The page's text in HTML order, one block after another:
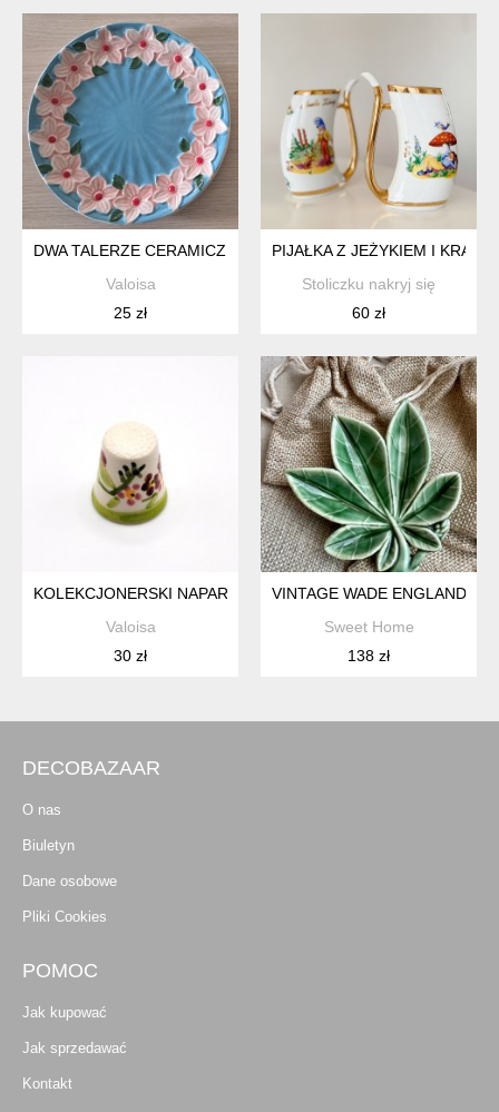
DWA TALERZE CERAMICZNE GRUBO SZKLIWIONE KWIATY
Valoisa
25 zł
PIJAŁKA Z JEŻYKIEM I
Stoliczku nakryj się
60 zł
KOLEKCJONERSKI NAPARSTEK Z PORCELANY KWIATY
Valoisa
30 zł
VINTAGE WADE ENGLAND
Sweet Home
138 zł
DECOBAZAAR
O nas
Biuletyn
Dane osobowe
Pliki Cookies
POMOC
Jak kupować
Jak sprzedawać
Kontakt